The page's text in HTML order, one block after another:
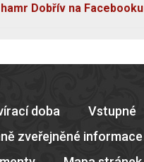
Dobřív na Facebooku
doba
Vstupné
zveřejněné informace